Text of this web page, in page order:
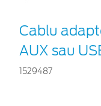
Cablu
AUX sau
1529487